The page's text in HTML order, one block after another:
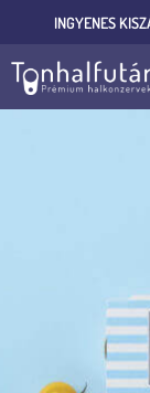
INGYENES